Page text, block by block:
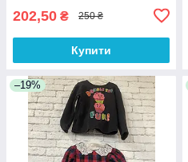
202,50 ₴ 250 ₴
Купити
–19%